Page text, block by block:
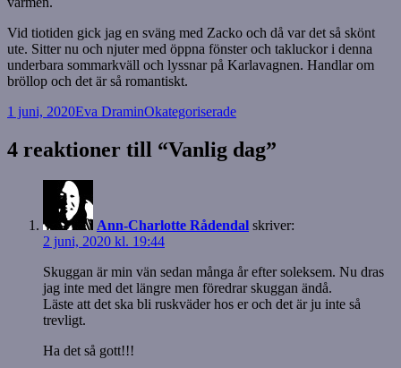
Vid tiotiden gick jag en sväng med Zacko och då var det så skönt
ute. Sitter nu och njuter med öppna fönster och takluckor i denna
underbara sommarkväll och lyssnar på Karlavagnen. Handlar om
bröllop och det är så romantiskt.
Postat
1 juni, 2020Författare
Eva DraminKategorier
Okategoriserade
4 reaktioner till “Vanlig dag”
Ann-Charlotte Rådendal skriver:
2 juni, 2020 kl. 19:44
Skuggan är min vän sedan många år efter soleksem. Nu dras
jag inte med det längre men föredrar skuggan ändå.
Läste att det ska bli ruskväder hos er och det är ju inte så
trevligt.
Ha det så gott!!!